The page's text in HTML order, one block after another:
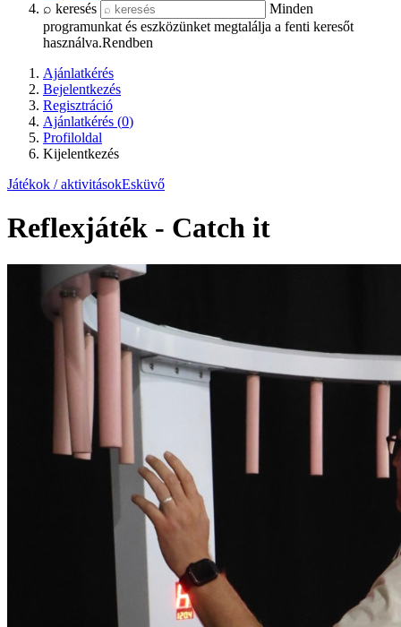
⌕ keresés
Minden
programunkat és eszközünket megtalálja a fenti keresőt
használva.Rendben
Ajánlatkérés
Bejelentkezés
Regisztráció
Ajánlatkérés (0)
Profiloldal
Kijelentkezés
Játékok / aktivitásokEsküvő
Reflexjáték - Catch it